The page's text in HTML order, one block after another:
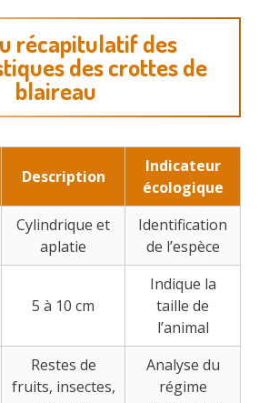
récapitulatif des
des crottes de
blaireau
Description
Indicateur
écologique
Cylindrique et
aplatie
Identification
de l’espèce
5 à 10 cm
Indique la
taille de
l’animal
Restes de
fruits, insectes,
Analyse du
régime